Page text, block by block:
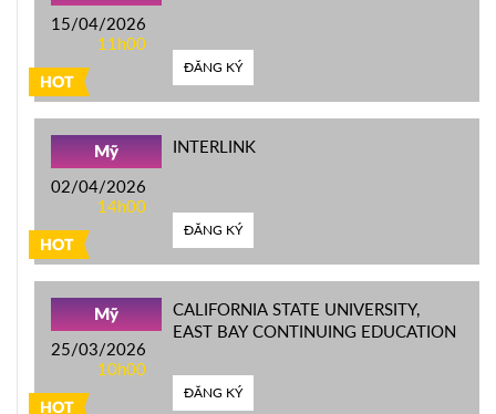
HOT
15/04/2026
11h00
ĐĂNG KÝ
HOT
Mỹ
02/04/2026
14h00
INTERLINK
ĐĂNG KÝ
HOT
Mỹ
25/03/2026
10h00
CALIFORNIA STATE UNIVERSITY,
EAST BAY CONTINUING EDUCATION
ĐĂNG KÝ